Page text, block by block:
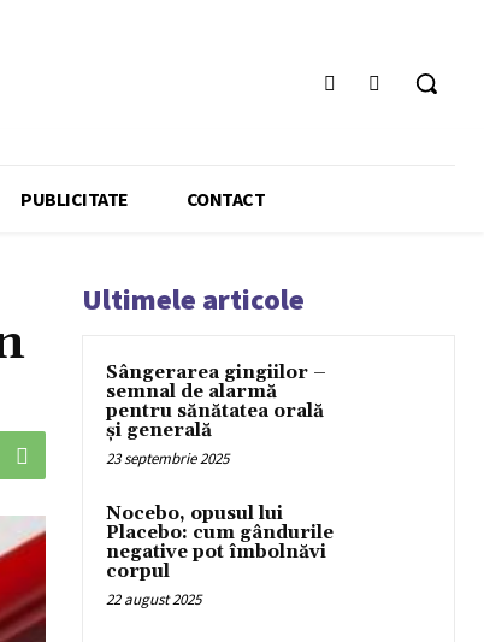
PUBLICITATE CONTACT
Ultimele articole
Sângerarea gingiilor –
semnal de alarmă
pentru sănătatea orală
și generală
23 septembrie 2025
Nocebo, opusul lui
Placebo: cum gândurile
negative pot îmbolnăvi
corpul
22 august 2025